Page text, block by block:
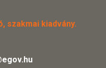
szakmai kiadvány.